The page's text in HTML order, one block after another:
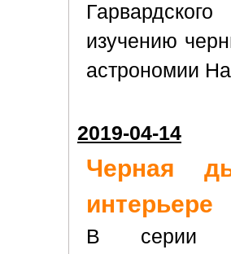
изучению
астрономии
2019-04-14
Черная
интерьере
В серии